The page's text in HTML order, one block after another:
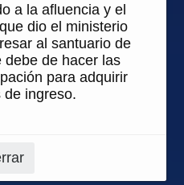
a la afluencia y el
dio el ministerio
al santuario de
debe de hacer las
para adquirir
de ingreso.